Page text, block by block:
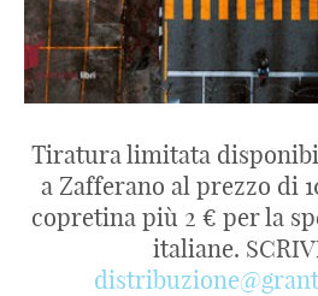
Tiratura limitata
a Zafferano al prezzo di
copretina più 2 € per la
italiane.